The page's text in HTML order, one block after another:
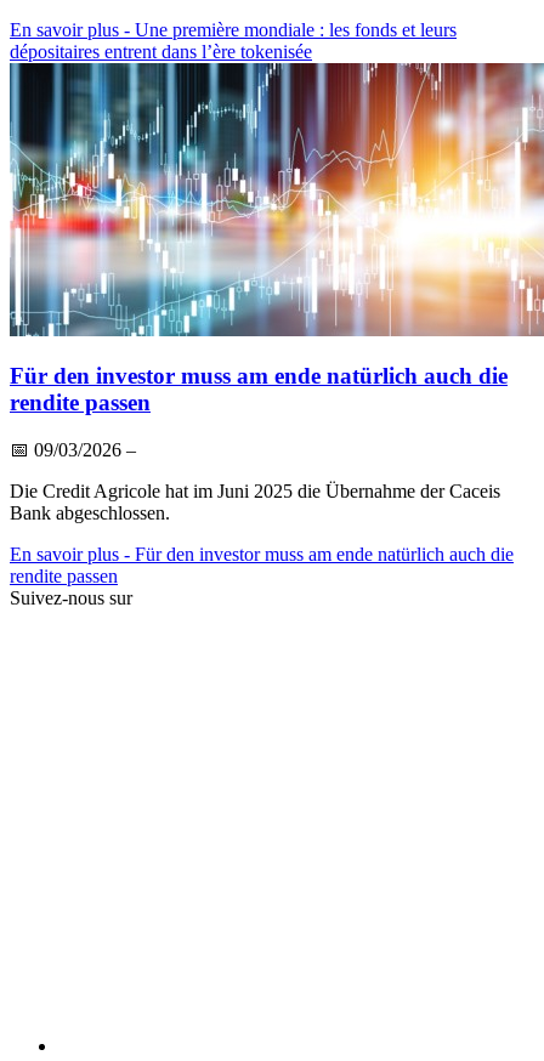
En savoir plus - Une première mondiale : les fonds et leurs
dépositaires entrent dans l’ère tokenisée
Für den investor muss am ende natürlich auch die
rendite passen
📅 09/03/2026 –
Die Credit Agricole hat im Juni 2025 die Übernahme der Caceis
Bank abgeschlossen.
En savoir plus - Für den investor muss am ende natürlich auch die
rendite passen
Suivez-nous sur